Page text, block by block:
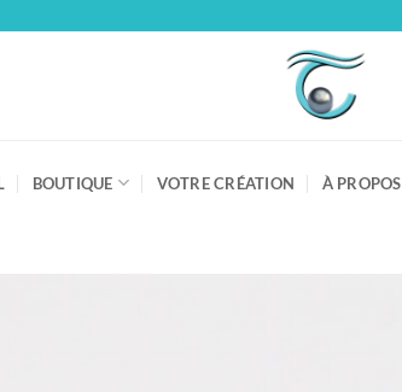
BOUTIQUE VOTRE CRÉATION À PROPOS